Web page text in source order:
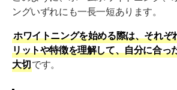
ングいずれにも一長一短あります。
ホワイトニングを始める際は、それぞ
リットや特徴を理解して、自分に合っ
大切 です。